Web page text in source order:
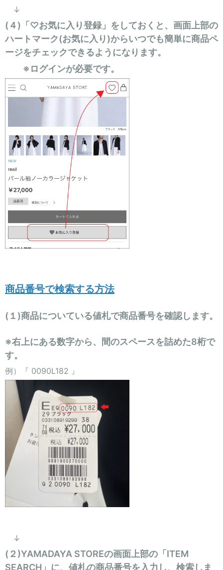
↓
(４)「♡お気に入り登録」をしておくと、画面上部の
ハートマーク(お気に入り)からいつでも簡単に商品ペ
ージをチェックできるようになります。
※ログインが必要です。
商品番号で検索する方法
(１)商品についている値札で商品番号を確認します。
※右上にある数字から、間のスペースを詰めた8桁で
す。
例）『 0090L182 』
↓
(２)YAMADAYA STOREの画面上部の「ITEM
SEARCH」に、値札の商品番号を入力し、検索しま